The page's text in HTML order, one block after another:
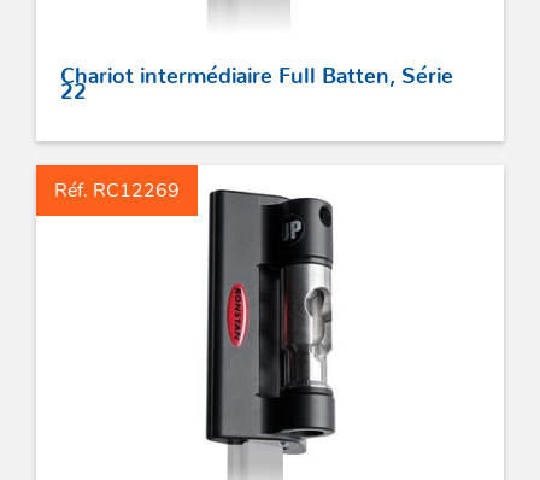
Chariot intermédiaire Full Batten, Série
22
Réf. RC12269